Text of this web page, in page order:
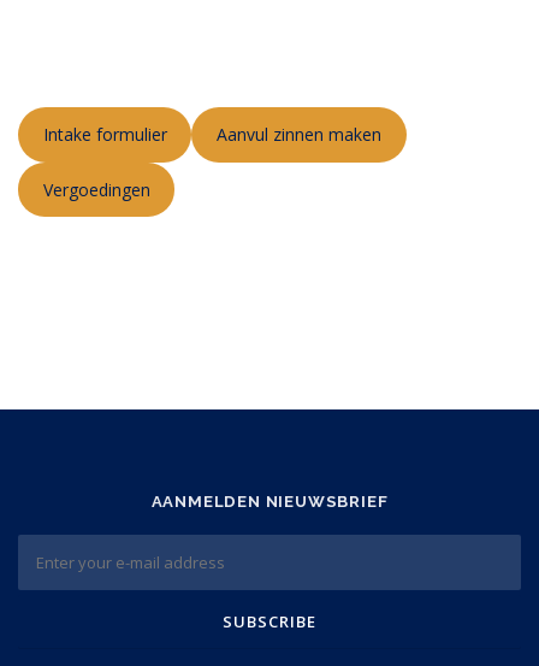
Intake formulier Aanvul zinnen maken
Vergoedingen
AANMELDEN NIEUWSBRIEF